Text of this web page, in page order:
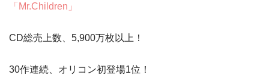
「Mr.Children」
CD総売上数、5,900万枚以上！
30作連続、オリコン初登場1位！